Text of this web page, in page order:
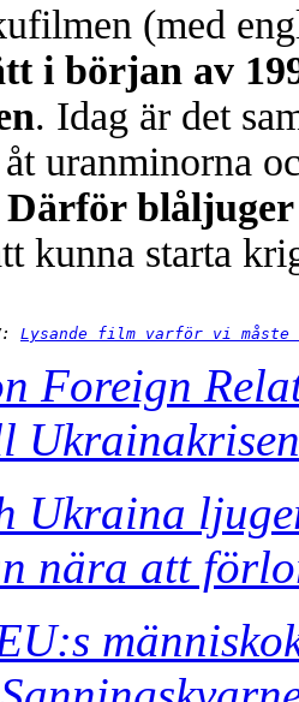
(med
i början av
. Idag är det
uranminorna
Därför
kunna starta
Lysande film varför vi måste
Foreign
Ukrainakrisen
Ukraina
nära att